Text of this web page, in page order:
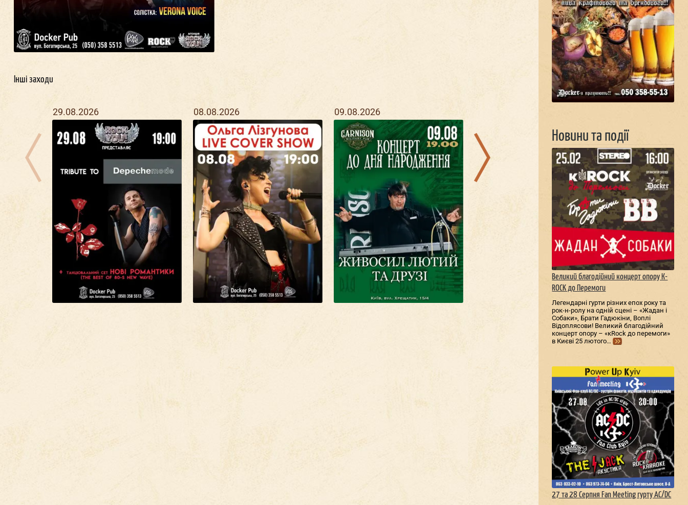
Інші заходи
29.08.2026 08.08.2026 09.08.2026
Новини та події
Великий благодійний концерт опору К-
ROCK до Перемоги
Легендарні гурти різних епох року та
рок-н-ролу на одній сцені – «Жадан і
Собаки», Брати Гадюкіни, Воплі
Відоплясови! Великий благодійний
концерт опору – «кRock до перемоги»
в Києві 25 лютого…
27 та 28 Серпня Fan Meeting гурту AC/DС